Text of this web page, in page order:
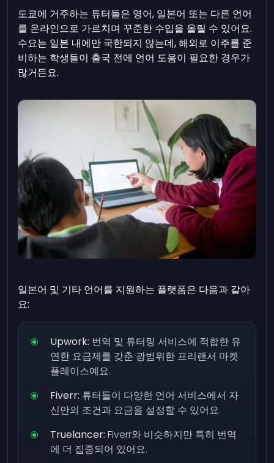
도쿄에 거주하는 튜터들은 영어, 일본어 또는 다른 언어
를 온라인으로 가르치며 꾸준한 수입을 올릴 수 있어요.
수요는 일본 내에만 국한되지 않는데, 해외로 이주를 준
비하는 학생들이 출국 전에 언어 도움이 필요한 경우가
많거든요.
일본어 및 기타 언어를 지원하는 플랫폼은 다음과 같아
요:
Upwork: 번역 및 튜터링 서비스에 적합한 유
연한 요금제를 갖춘 광범위한 프리랜서 마켓
플레이스예요.
Fiverr: 튜터들이 다양한 언어 서비스에서 자
신만의 조건과 요금을 설정할 수 있어요.
Truelancer: Fiverr와 비슷하지만 특히 번역
에 더 집중되어 있어요.